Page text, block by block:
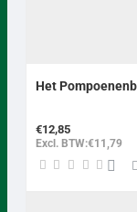
Het
€12,85
Excl. BTW:€11,79